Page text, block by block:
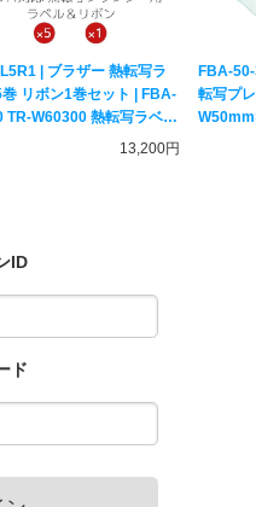
| ブラザー 熱転写ラ
リボン1巻セット | FBA-
TR-W60300 熱転写ラベル
13,200円
FBA-
転写プ
ID
ド